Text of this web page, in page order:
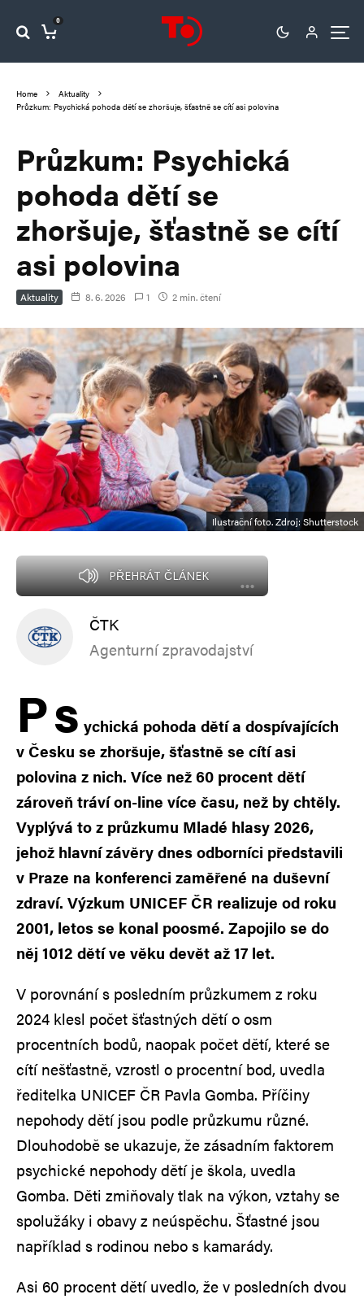
0
Home
Aktuality
Průzkum: Psychická pohoda dětí se zhoršuje, šťastně se cítí asi polovina
Průzkum: Psychická
pohoda dětí se
zhoršuje, šťastně se cítí
asi polovina
Aktuality 8. 6. 2026 1 2 min. čtení
Ilustrační foto. Zdroj: Shutterstock
PŘEHRÁT ČLÁNEK
ČTK
Agenturní zpravodajství
Ps ychická pohoda dětí a dospívajících
v Česku se zhoršuje, šťastně se cítí asi
polovina z nich. Více než 60 procent dětí
zároveň tráví on-line více času, než by chtěly.
Vyplývá to z průzkumu Mladé hlasy 2026,
jehož hlavní závěry dnes odborníci představili
v Praze na konferenci zaměřené na duševní
zdraví. Výzkum UNICEF ČR realizuje od roku
2001, letos se konal poosmé. Zapojilo se do
něj 1012 dětí ve věku devět až 17 let.
V porovnání s posledním průzkumem z roku
2024 klesl počet šťastných dětí o osm
procentních bodů, naopak počet dětí, které se
cítí nešťastně, vzrostl o procentní bod, uvedla
ředitelka UNICEF ČR Pavla Gomba. Příčiny
nepohody dětí jsou podle průzkumu různé.
Dlouhodobě se ukazuje, že zásadním faktorem
psychické nepohody dětí je škola, uvedla
Gomba. Děti zmiňovaly tlak na výkon, vztahy se
spolužáky i obavy z neúspěchu. Šťastné jsou
například s rodinou nebo s kamarády.
Asi 60 procent dětí uvedlo, že v posledních dvou